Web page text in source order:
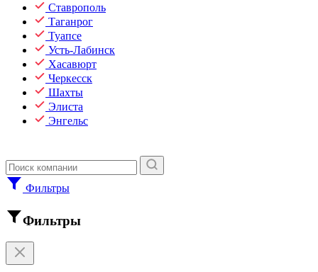
Ставрополь
Таганрог
Туапсе
Усть-Лабинск
Хасавюрт
Черкесск
Шахты
Элиста
Энгельс
Фильтры
Фильтры